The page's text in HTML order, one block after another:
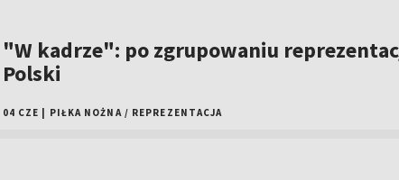
"W kadrze": po zgrupowaniu
Polski
04 CZE PIŁKA NOŻNA / REPREZENTACJA